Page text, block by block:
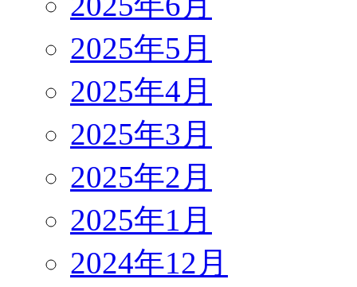
2025年5月
2025年4月
2025年3月
2025年2月
2025年1月
2024年12月